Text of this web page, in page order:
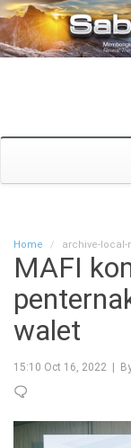
Home archive-local-
MAFI
walet
15:10 Oct 16, 2022 |